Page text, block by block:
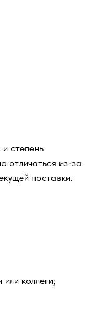
степень
отличаться из-за
поставки.
коллеги;